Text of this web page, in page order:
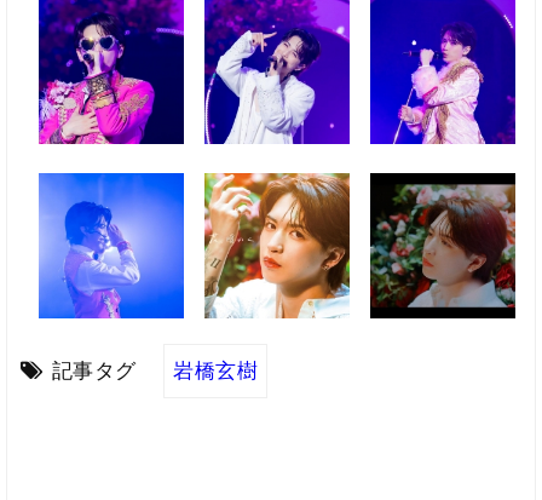
記事タグ 岩橋玄樹